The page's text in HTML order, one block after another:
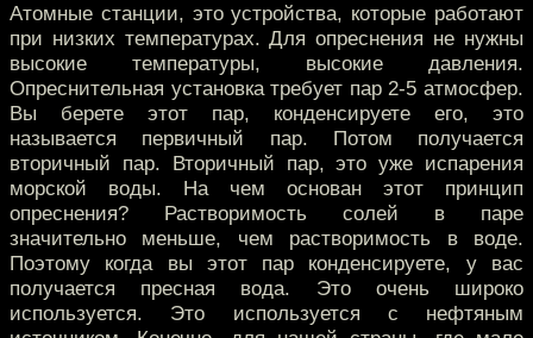
Атомные станции, это устройства, которые работают
при низких температурах. Для опреснения не нужны
высокие температуры, высокие давления.
Опреснительная установка требует пар 2-5 атмосфер.
Вы берете этот пар, конденсируете его, это
называется первичный пар. Потом получается
вторичный пар. Вторичный пар, это уже испарения
морской воды. На чем основан этот принцип
опреснения? Растворимость солей в паре
значительно меньше, чем растворимость в воде.
Поэтому когда вы этот пар конденсируете, у вас
получается пресная вода. Это очень широко
используется. Это используется с нефтяным